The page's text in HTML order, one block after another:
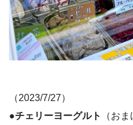
（2023/7/27）
●チェリーヨーグルト
（お